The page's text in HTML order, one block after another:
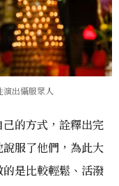
出懾服眾人
的方式，詮釋出完
服了他們，為此大
是比較輕鬆、活潑